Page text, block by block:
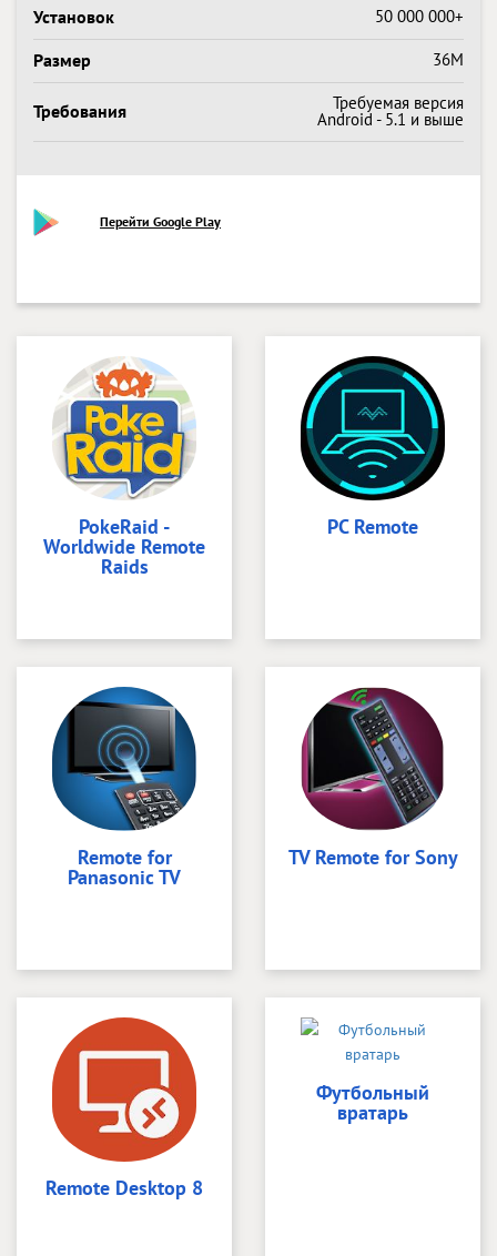
Установок 50 000 000+
Размер 36M
Требования Требуемая версия
Android - 5.1 и выше
Перейти Google Play
PokeRaid -
Worldwide Remote
Raids
PC Remote
Remote for
Panasonic TV
TV Remote for Sony
Remote Desktop 8
Футбольный
вратарь